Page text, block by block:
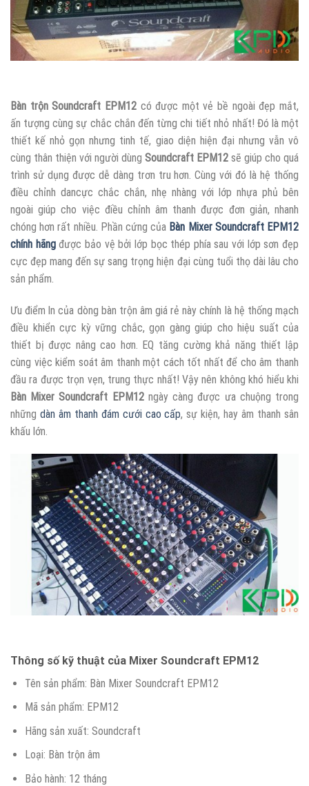
Bàn trộn Soundcraft EPM12có được một vẻ bề ngoài đẹp mắt,
ấn tượng cùng sự chắc chắn đến từng chi tiết nhỏ nhất! Đó là một
thiết kế nhỏ gọn nhưng tinh tế, giao diện hiện đại nhưng vẫn vô
cùng thân thiện với người dùng Soundcraft EPM12 sẽ giúp cho quá
trình sử dụng được dễ dàng trơn tru hơn. Cùng với đó là hệ thống
điều chỉnh dancực chắc chắn, nhẹ nhàng với lớp nhựa phủ bên
ngoài giúp cho việc điều chỉnh âm thanh được đơn giản, nhanh
chóng hơn rất nhiều. Phần cứng của Bàn Mixer Soundcraft EPM12
chính hãngđược bảo vệ bởi lớp bọc thép phía sau với lớp sơn đẹp
cực đẹp mang đến sự sang trọng hiện đại cùng tuổi thọ dài lâu cho
sản phẩm.
Ưu điểm ln của dòng bàn trộn âm giá rẻ này chính là hệ thống mạch
điều khiển cực kỳ vững chắc, gọn gàng giúp cho hiệu suất của
thiết bị được nâng cao hơn. EQ tăng cường khả năng thiết lập
cùng việc kiểm soát âm thanh một cách tốt nhất để cho âm thanh
đầu ra được trọn vẹn, trung thực nhất! Vậy nên không khó hiểu khi
Bàn Mixer Soundcraft EPM12ngày càng được ưa chuộng trong
những dàn âm thanh đám cưới cao cấp, sự kiện, hay âm thanh sân
khấu lớn.
Thông số kỹ thuật của Mixer Soundcraft EPM12
Tên sản phẩm: Bàn Mixer Soundcraft EPM12
Mã sản phẩm: EPM12
Hãng sản xuất: Soundcraft
Loại: Bàn trộn âm
Bảo hành: 12 tháng